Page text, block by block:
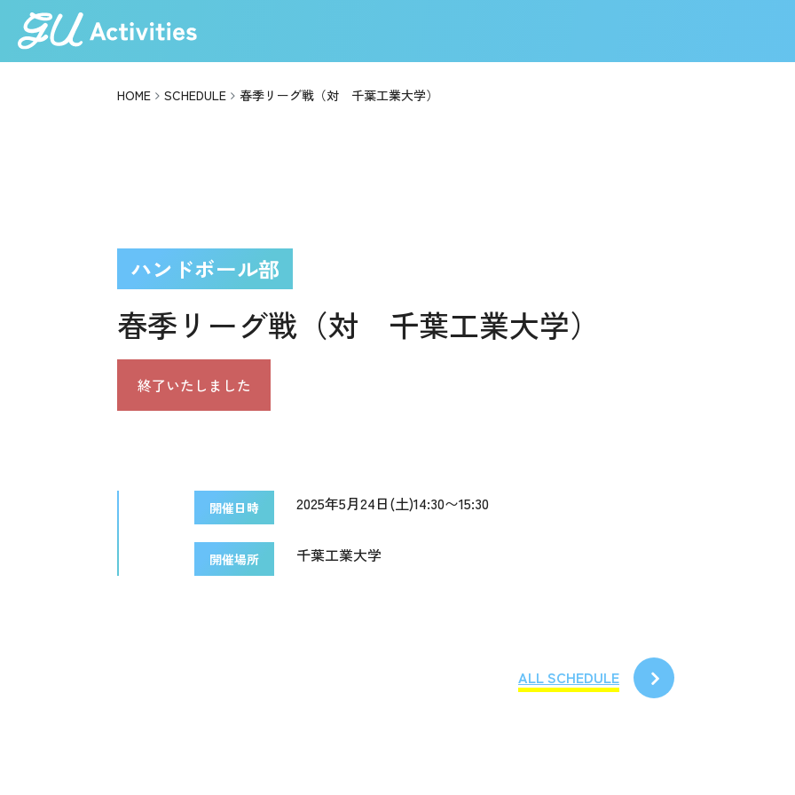
HOME SCHEDULE 春季リーグ戦（対 千葉工業大学）
ハンドボール部
春季リーグ戦（対 千葉工業大学）
終了いたしました
開催日時 2025年5月24日(土)14:30〜15:30
開催場所 千葉工業大学
ALL SCHEDULE